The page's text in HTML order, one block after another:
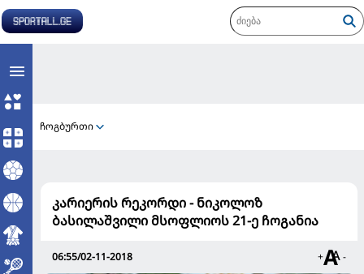
ჩოგბურთი
კარიერის რეკორდი - ნიკოლოზ
ბასილაშვილი მსოფლიოს 21-ე ჩოგანია
06:55/02-11-2018 + -